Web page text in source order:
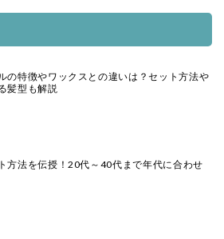
の特徴やワックスとの違いは？セット方法や
髪型も解説
方法を伝授！20代～40代まで年代に合わせ